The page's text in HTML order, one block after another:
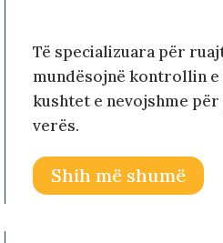
Të specializuara për
mundësojnë kontrollin
kushtet e nevojshme
verës.
Shih më shumë